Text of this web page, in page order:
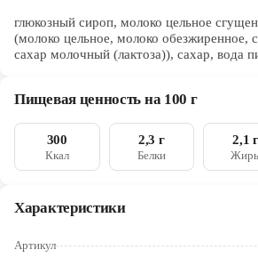
Новодвинск
Северодвинск
Череповец
глюкозный сироп, молоко цельное
(молоко цельное, молоко обезжиренное,
сахар молочный (лактоза)), сахар, вода
(сорбат калия)
Пищевая ценность на 100 г
300
Ккал
2,3 г
Белки
2,1 г
Характеристики
Артикул